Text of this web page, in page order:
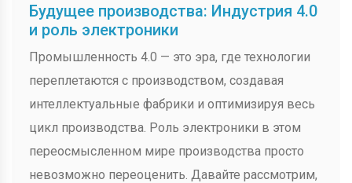
Будущее производства: Индустрия 4.0
и роль электроники
Промышленность 4.0 — это эра, где технологии
переплетаются с производством, создавая
интеллектуальные фабрики и оптимизируя весь
цикл производства. Роль электроники в этом
переосмысленном мире производства просто
невозможно переоценить. Давайте рассмотрим,